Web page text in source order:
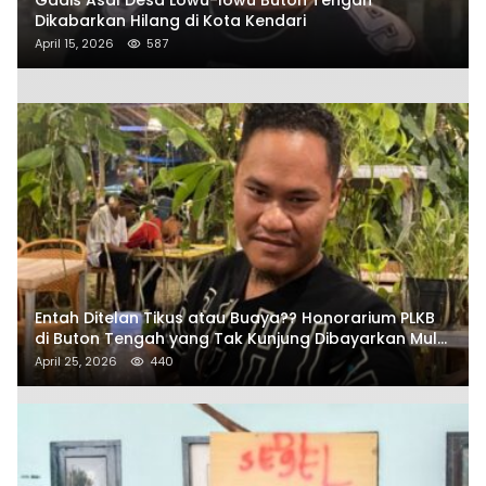
Dikabarkan Hilang di Kota Kendari
April 15, 2026 587
Entah Ditelan Tikus atau Buaya?? Honorarium PLKB
di Buton Tengah yang Tak Kunjung Dibayarkan Mulai
Disorot SAMURAIS
April 25, 2026 440